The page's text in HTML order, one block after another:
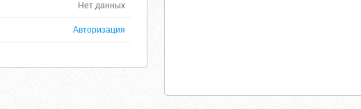
Нет данных
Авторизация